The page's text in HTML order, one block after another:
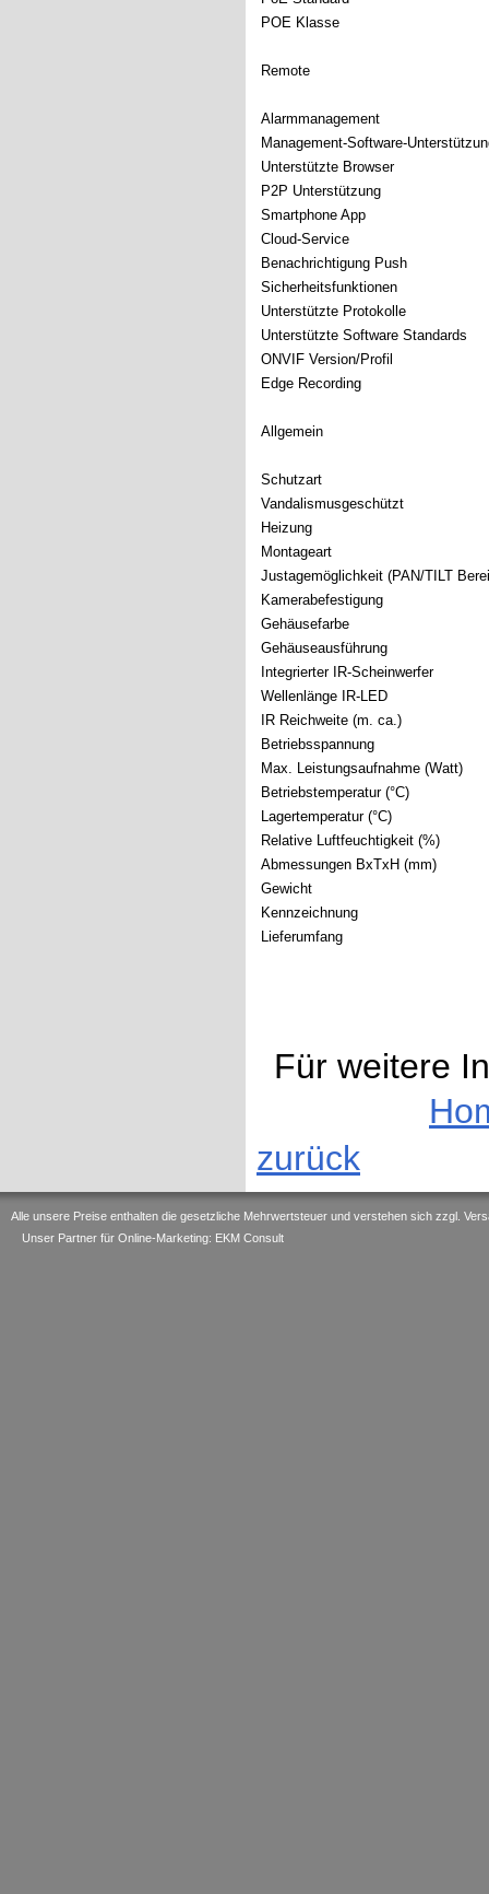
POE Klasse
Remote
Alarmmanagement
Management-Software-
Unterstützte Browser
P2P Unterstützung
Smartphone App
Cloud-Service
Benachrichtigung Push
Sicherheitsfunktionen
Unterstützte Protokolle
Unterstützte Software Standards
ONVIF Version/Profil
Edge Recording
Allgemein
Schutzart
Vandalismusgeschützt
Heizung
Montageart
Justagemöglichkeit (PAN/TILT
Kamerabefestigung
Gehäusefarbe
Gehäuseausführung
Integrierter IR-Scheinwerfer
Wellenlänge IR-LED
IR Reichweite (m. ca.)
Betriebsspannung
Max. Leistungsaufnahme (Watt)
Betriebstemperatur (°C)
Lagertemperatur (°C)
Relative Luftfeuchtigkeit (%)
Abmessungen BxTxH (mm)
Gewicht
Kennzeichnung
Lieferumfang
Für weitere
zurück
Alle unsere Preise enthalten die gesetzliche Mehrwertsteuer und verstehen sich zzgl.
Unser Partner für Online-Marketing: EKM Consult